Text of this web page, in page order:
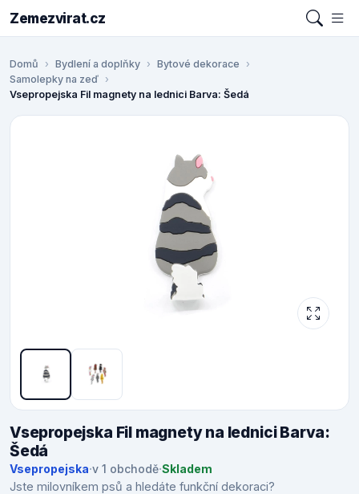
Zemezvirat.cz
Domů Bydlení a doplňky
Bytové dekorace
Samolepky na zeď
Vsepropejska Fil magnety na lednici Barva: Šedá
Vsepropejska Fil magnety na lednici Barva:
Šedá
Vsepropejska·v 1 obchodě·Skladem
Jste milovníkem psů a hledáte funkční dekoraci?